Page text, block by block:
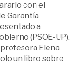
con el
Garantía
a
(PSOE-UP).
profesora Elena
un libro sobre